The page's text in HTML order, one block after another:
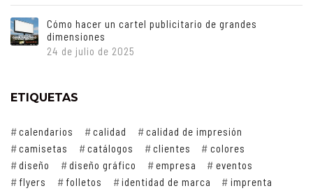
Cómo hacer un cartel publicitario de grandes
dimensiones
24 de julio de 2025
ETIQUETAS
calendarios calidad
calidad de impresión
camisetas
catálogos clientes
colores
diseño
diseño gráfico empresa
eventos
flyers
folletos identidad de marca
imprenta